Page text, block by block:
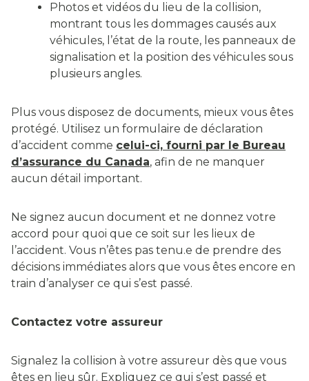
Photos et vidéos du lieu de la collision,
montrant tous les dommages causés aux
véhicules, l’état de la route, les panneaux de
signalisation et la position des véhicules sous
plusieurs angles.
Plus vous disposez de documents, mieux vous êtes
protégé. Utilisez un formulaire de déclaration
d’accident comme celui-ci, fourni par le Bureau
d’assurance du Canada, afin de ne manquer
aucun détail important.
Ne signez aucun document et ne donnez votre
accord pour quoi que ce soit sur les lieux de
l’accident. Vous n’êtes pas tenu.e de prendre des
décisions immédiates alors que vous êtes encore en
train d’analyser ce qui s’est passé.
Contactez votre assureur
Signalez la collision à votre assureur dès que vous
êtes en lieu sûr. Expliquez ce qui s’est passé et